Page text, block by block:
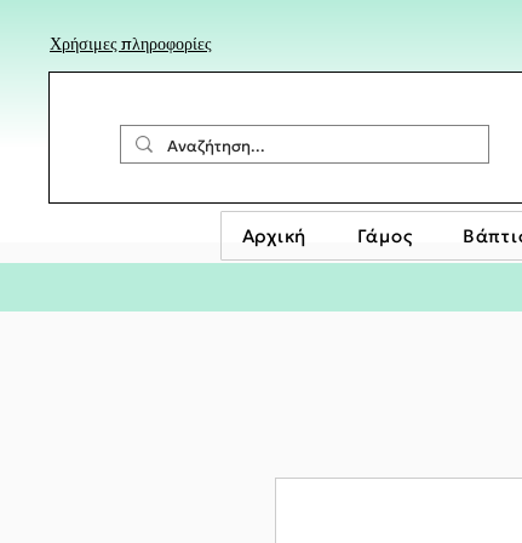
Χρήσιμες πληροφορίες
Αρχική Γάμος